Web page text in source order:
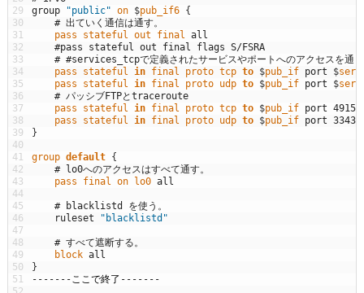
29
30
31
32
33
34
35
36
37
38
39
40
41
42
43
44
45
46
47
48
49
50
51
group
"public" on $pub_if6 {
# 出ていく通信は通す。
pass stateful out final
all
#pass stateful out final flags S/FSRA
# #services_tcpで定義されたサービスやポートへのアクセスを通し
pass stateful in final proto tcp to $pub_if port $
pass stateful in final proto udp to $pub_if port $
# パッシブFTPとtraceroute
pass stateful in final proto tcp to $pub_if port 49151
pass stateful in final proto udp to $pub_if port 33434
}
group default {
# lo0へのアクセスはすべて通す。
pass final on lo0 all
# blacklistd を使う。
ruleset
"blacklistd"
# すべて遮断する。
block all
}
-- -- -- - ここで終了 -- -- -- -